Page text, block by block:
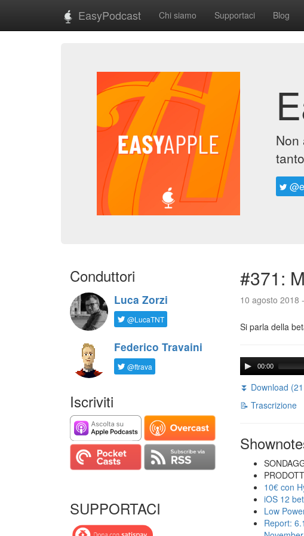
EasyPodcast Chi siamo Supportaci Blog
Non
Conduttori
Luca Zorzi
@LucaTNT
Federico Travaini
@ftrava
Iscriviti
SUPPORTACI
#371:
10 agosto 2018
Si parla della
00:00
⏬ Download
📝 Trascrizione
10€ con
iOS 12
Low
Report: